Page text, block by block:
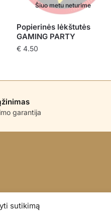
sutikimą
Šiuo metu neturime
Popierinės lėkštutės
GAMING PARTY
€ 4.50
garantija